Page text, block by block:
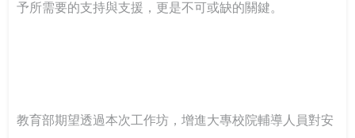
予所需要的支持與支援，更是不可或缺的關鍵。
教育部期望透過本次工作坊，增進大專校院輔導人員對安